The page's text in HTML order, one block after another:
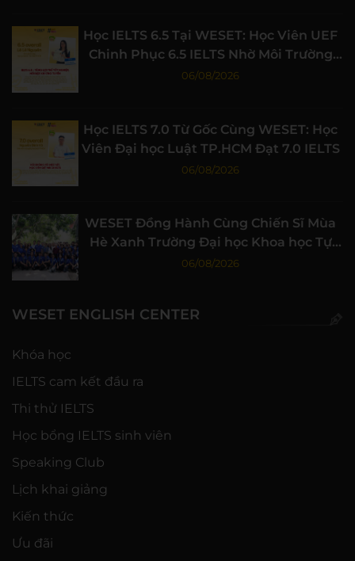
Học IELTS 6.5 Tại WESET: Học Viên UEF
Chinh Phục 6.5 IELTS Nhờ Môi Trường
Học Tập Chất Lượng
06/08/2026
Học IELTS 7.0 Từ Gốc Cùng WESET: Học
Viên Đại học Luật TP.HCM Đạt 7.0 IELTS
06/08/2026
WESET Đồng Hành Cùng Chiến Sĩ Mùa
Hè Xanh Trường Đại học Khoa học Tự
nhiên, ĐHQG-HCM
06/08/2026
WESET ENGLISH CENTER
Khóa học
IELTS cam kết đầu ra
Thi thử IELTS
Học bổng IELTS sinh viên
Speaking Club
Lịch khai giảng
Kiến thức
Ưu đãi